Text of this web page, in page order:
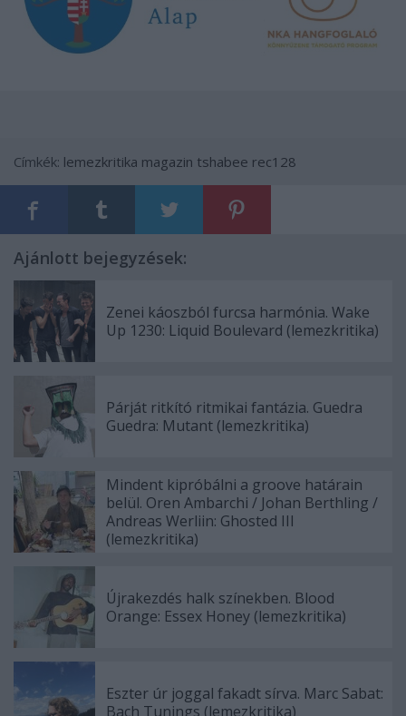
Címkék: lemezkritika magazin tshabee rec128
Ajánlott bejegyzések:
Zenei káoszból furcsa harmónia. Wake
Up 1230: Liquid Boulevard (lemezkritika)
Párját ritkító ritmikai fantázia. Guedra
Guedra: Mutant (lemezkritika)
Mindent kipróbálni a groove határain
belül. Oren Ambarchi / Johan Berthling /
Andreas Werliin: Ghosted III
(lemezkritika)
Újrakezdés halk színekben. Blood
Orange: Essex Honey (lemezkritika)
Eszter úr joggal fakadt sírva. Marc Sabat:
Bach Tunings (lemezkritika)